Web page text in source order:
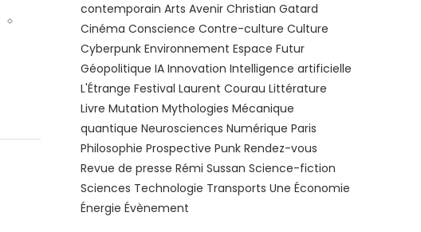
contemporain Arts Avenir Christian Gatard
Cinéma Conscience Contre-culture Culture
Cyberpunk Environnement Espace Futur
Géopolitique IA Innovation Intelligence artificielle
L'Étrange Festival Laurent Courau Littérature
Livre Mutation Mythologies Mécanique
quantique Neurosciences Numérique Paris
Philosophie Prospective Punk Rendez-vous
Revue de presse Rémi Sussan Science-fiction
Sciences Technologie Transports Une Économie
Énergie Évènement